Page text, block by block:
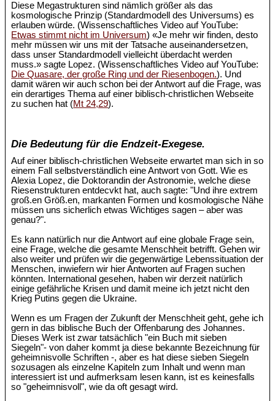
Diese Megastrukturen sind nämlich größer als das
kosmologische Prinzip (Standardmodell des Universums) es
erlauben würde. (Wissenschaftliches Video auf YouTube:
Etwas stimmt nicht im Universum) «Je mehr wir finden, desto
mehr müssen wir uns mit der Tatsache auseinandersetzen,
dass unser Standardmodell vielleicht überdacht werden
muss.» sagte Lopez. (Wissenschaftliches Video auf YouTube:
Die Quasare, der große Ring und der Riesenbogen.). Und
damit wären wir auch schon bei der Antwort auf die Frage, was
ein derartiges Thema auf einer biblisch-christlichen Webseite
zu suchen hat (Mt 24,29).
Die Bedeutung für die Endzeit-Exegese.
Auf einer biblisch-christlichen Webseite erwartet man sich in so
einem Fall selbstverständlich eine Antwort von Gott. Wie es
Alexia Lopez, die Doktorandin der Astronomie, welche diese
Riesenstrukturen entdecvkt hat, auch sagte: "Und ihre extrem
groß.en Größ.en, markanten Formen und kosmologische Nähe
müssen uns sicherlich etwas Wichtiges sagen – aber was
genau?".
Es kann natürlich nur die Antwort auf eine globale Frage sein,
eine Frage, welche die gesamte Menschheit betrifft. Gehen wir
also weiter und prüfen wir die gegenwärtige Lebenssituation der
Menschen, inwiefern wir hier Antworten auf Fragen suchen
könnten. International gesehen, haben wir derzeit natürlich
einige gefährliche Krisen und damit meine ich jetzt nicht den
Krieg Putins gegen die Ukraine.
Wenn es um Fragen der Zukunft der Menschheit geht, gehe ich
gern in das biblische Buch der Offenbarung des Johannes.
Dieses Werk ist zwar tatsächlich "ein Buch mit sieben
Siegeln"- von daher kommt ja diese bekannte Bezeichnung für
geheimnisvolle Schriften -, aber es hat diese sieben Siegeln
sozusagen als einzelne Kapiteln zum Inhalt und wenn man
interessiert ist und aufmerksam lesen kann, ist es keinesfalls
so "geheimnisvoll", wie da oft gesagt wird.